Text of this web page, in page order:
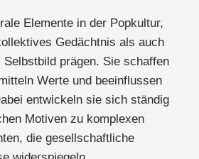
Elemente in der Popkultur,
Gedächtnis als auch
prägen. Sie schaffen
Werte und beeinflussen
entwickeln sie sich ständig
Motiven zu komplexen
die gesellschaftliche